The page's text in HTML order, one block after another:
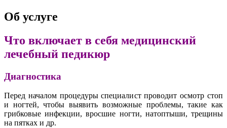
Об услуге
Что включает в себя медицинский
лечебный педикюр
Диагностика
Перед началом процедуры специалист проводит осмотр стоп
и ногтей, чтобы выявить возможные проблемы, такие как
грибковые инфекции, вросшие ногти, натоптыши, трещины
на пятках и др.